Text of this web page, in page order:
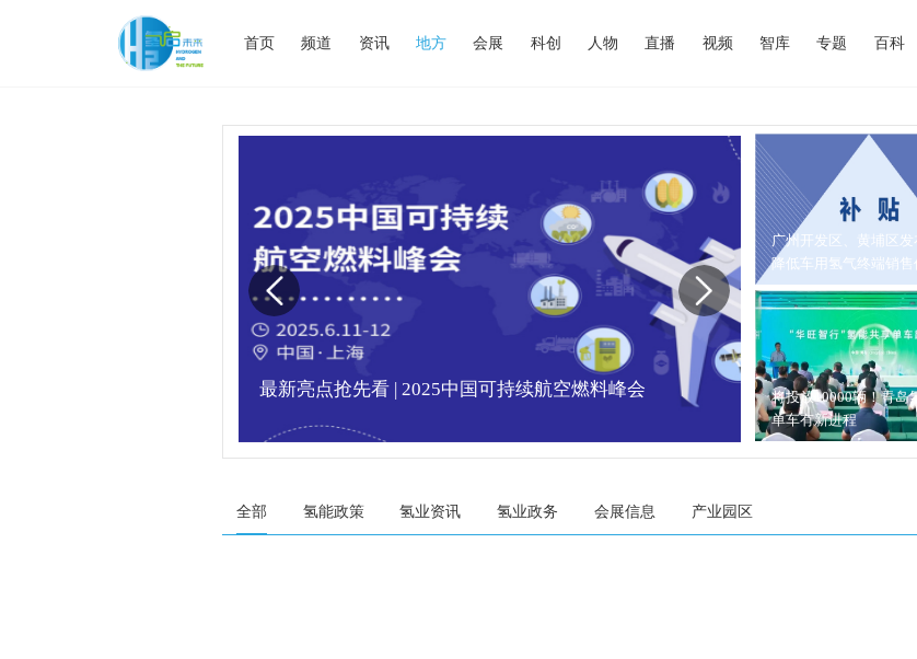
首页 频道 资讯 地方 会展 科创 人物 直播 视频 智库 专题 百科
最新亮点抢先看 | 2025中国可持续航空燃料峰会 内蒙古能源局
广州开发区、黄埔区发
降低车用氢气终端销售
将投放10000辆！青岛
单车有新进程
全部 氢能政策 氢业资讯 氢业政务 会展信息 产业园区